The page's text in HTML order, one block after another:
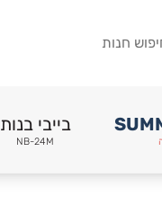
חנות
בייבי בנות
NB-24M